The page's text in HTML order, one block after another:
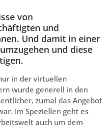
von
und
Und damit in einer
und diese
in der virtuellen
wurde generell in den
zumal das Angebot
Im Speziellen geht es
auch um dem